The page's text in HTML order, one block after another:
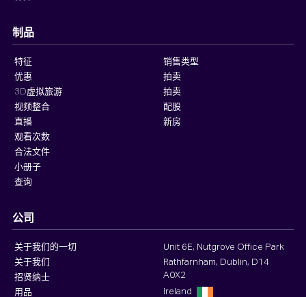
制品
特征
优惠
3D虚拟旅游
视频整合
直播
观看次数
合法文件
小册子
查询
销售类型
拍卖
拍卖
配股
新房
公司
关于我们的一切
关于我们
招贤纳士
用品
Unit 6E, Nutgrove Office Park
Rathfarnham, Dublin, D14
A0X2
Ireland